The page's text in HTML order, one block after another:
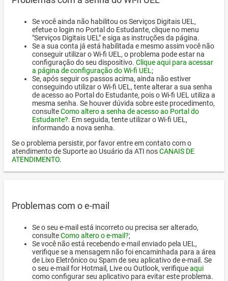
Se você ainda não habilitou os Serviços Digitais UEL,
efetue o login no Portal do Estudante, clique no menu
"Serviços Digitais UEL" e siga as instruções da página.
Se a sua conta já está habilitada e mesmo assim você não
conseguir utilizar o Wi-fi UEL, o problema pode estar na
configuração do seu dispositivo. Clique aqui para acessar
a página de configuração do Wi-fi UEL ;
Se, após seguir os passos acima, ainda não estiver
conseguindo utilizar o Wi-fi UEL, tente alterar a sua senha
de acesso ao Portal do Estudante, pois o Wi-fi UEL utiliza a
mesma senha. Se houver dúvida sobre este procedimento,
consulteComo altero a senha de acesso ao Portal do
Estudante?. Em seguida, tente utilizar o Wi-fi UEL,
informando a nova senha.
Se o problema persistir, por favor entre em contato com o
atendimento de Suporte ao Usuário da ATI nosCANAIS DE
ATENDIMENTO.
Problemas com o e-mail
Se o seu e-mail está incorreto ou precisa ser alterado,
consulteComo altero o e-mail?;
Se você não está recebendo e-mail enviado pela UEL,
verifique se a mensagem não foi encaminhada para a área
de Lixo Eletrônico ou Spam de seu aplicativo de e-mail. Se
o seu e-mail for Hotmail, Live ou Outlook, verifiqueaqui
como configurar seu aplicativo para evitar este problema.